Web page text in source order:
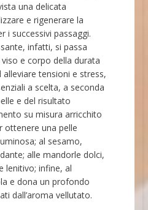
una delicata
e rigenerare la
i successivi passaggi.
infatti, si passa
e corpo della durata
alleviare tensioni e stress,
a scelta, a seconda
e del risultato
su misura arricchito
ottenere una pelle
al sesamo,
alle mandorle dolci,
lenitivo; infine, al
e dona un profondo
dall’aroma vellutato.